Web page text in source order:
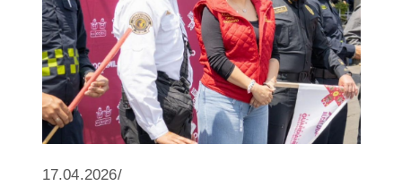
17.04.2026/